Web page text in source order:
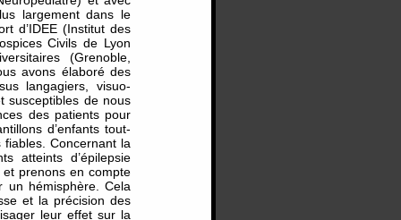
largement dans le
d’IDEE (Institut des
Civils de Lyon
(Grenoble,
avons élaboré des
langagiers, visuo-
susceptibles de nous
des patients pour
d’enfants tout-
Concernant la
atteints d’épilepsie
prenons en compte
un hémisphère. Cela
et la précision des
leur effet sur la